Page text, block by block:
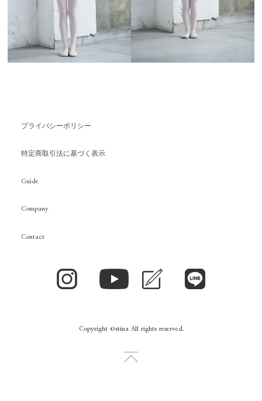
プライバシーポリシー
特定商取引法に基づく表示
Guide
Company
Contact
Copyright ©stina All rights reserved.